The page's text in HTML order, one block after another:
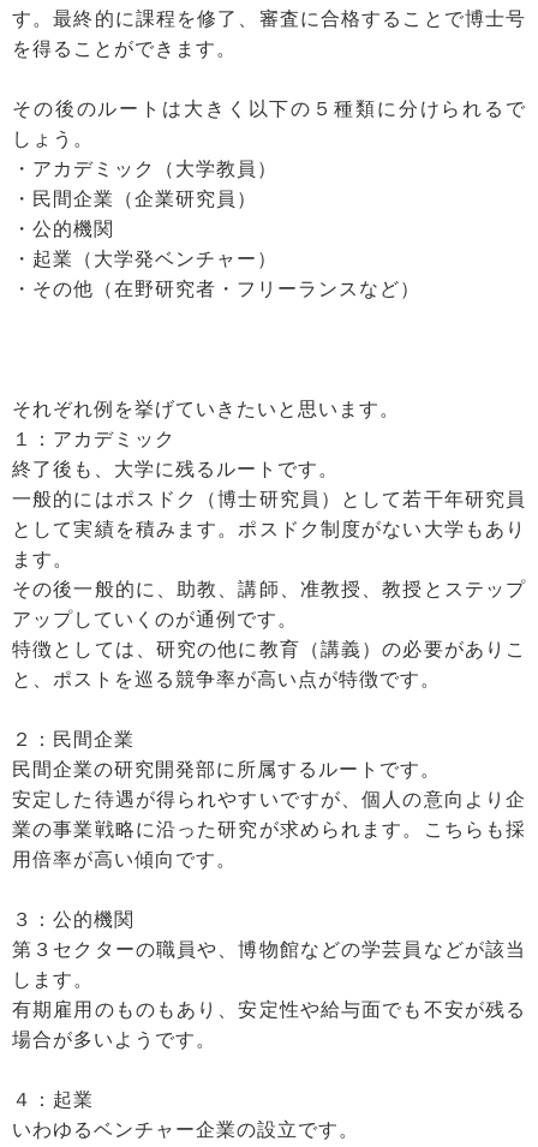
す。最終的に課程を修了、審査に合格することで博士号
を得ることができます。
その後のルートは大きく以下の５種類に分けられるで
しょう。
・アカデミック（大学教員）
・民間企業（企業研究員）
・公的機関
・起業（大学発ベンチャー）
・その他（在野研究者・フリーランスなど）
それぞれ例を挙げていきたいと思います。
１：アカデミック
終了後も、大学に残るルートです。
一般的にはポスドク（博士研究員）として若干年研究員
として実績を積みます。ポスドク制度がない大学もあり
ます。
その後一般的に、助教、講師、准教授、教授とステップ
アップしていくのが通例です。
特徴としては、研究の他に教育（講義）の必要がありこ
と、ポストを巡る競争率が高い点が特徴です。
２：民間企業
民間企業の研究開発部に所属するルートです。
安定した待遇が得られやすいですが、個人の意向より企
業の事業戦略に沿った研究が求められます。こちらも採
用倍率が高い傾向です。
３：公的機関
第３セクターの職員や、博物館などの学芸員などが該当
します。
有期雇用のものもあり、安定性や給与面でも不安が残る
場合が多いようです。
４：起業
いわゆるベンチャー企業の設立です。